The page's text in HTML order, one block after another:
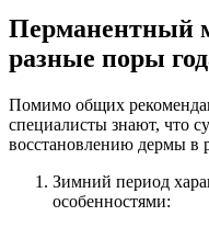
Перманентный
разные поры
Помимо общих
специалисты знают, что
восстановлению дермы в
Зимний период
особенностями: